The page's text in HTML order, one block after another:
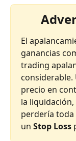
El
ganancias
trading
precio en
la
perdería
un Stop Loss